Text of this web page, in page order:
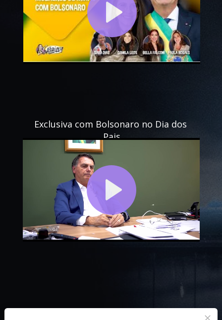
Exclusiva com Bolsonaro no Dia dos
Pais